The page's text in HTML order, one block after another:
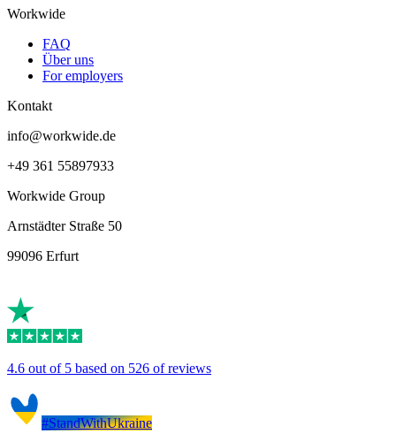
Workwide
FAQ
Über uns
For employers
Kontakt
info@workwide.de
+49 361 55897933
Workwide Group
Arnstädter Straße 50
99096 Erfurt
4.6 out of 5 based on 526 of reviews
#StandWithUkraine